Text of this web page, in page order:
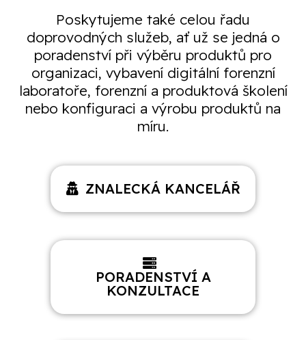
Poskytujeme také celou řadu
doprovodných služeb, ať už se jedná o
poradenství při výběru produktů pro
organizaci, vybavení digitální forenzní
laboratoře, forenzní a produktová školení
nebo konfiguraci a výrobu produktů na
míru.
ZNALECKÁ KANCELÁŘ
PORADENSTVÍ A
KONZULTACE